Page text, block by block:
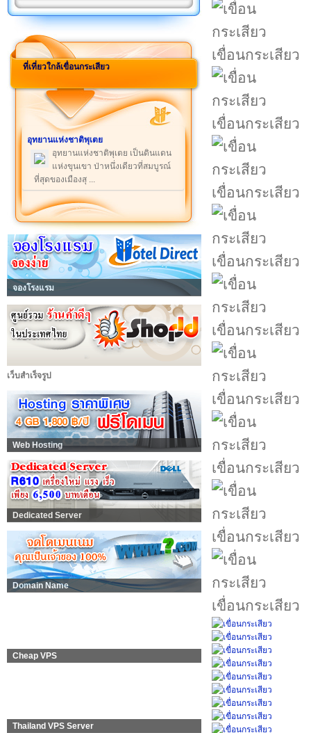
ที่เที่ยวใกล้เขื่อนกระเสียว
อุทยานแห่งชาติพุเตย
อุทยานแห่งชาติพุเตย เป็นดินแดน
แห่งขุนเขา ป่าหนึ่งเดียวที่สมบูรณ์
ที่สุดของเมืองสุ ...
จองโรงแรม
เว็บสำเร็จรูป
Web Hosting
Dedicated Server
Domain Name
Cheap VPS
Thailand VPS Server
เขื่อนกระเสียว
เขื่อนกระเสียว
เขื่อนกระเสียว
เขื่อนกระเสียว
เขื่อนกระเสียว
เขื่อนกระเสียว
เขื่อนกระเสียว
เขื่อนกระเสียว
เขื่อนกระเสียว